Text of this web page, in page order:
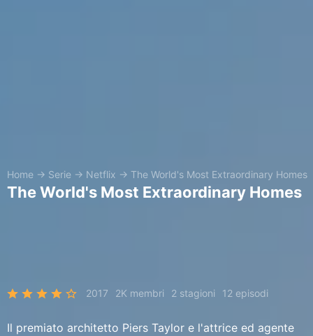
Home → Serie → Netflix → The World's Most Extraordinary Homes
The World's Most Extraordinary Homes
2017 2K membri 2 stagioni 12 episodi
Il premiato architetto Piers Taylor e l'attrice ed agente